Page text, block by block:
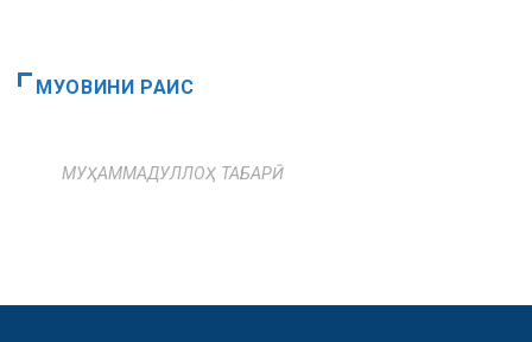
МУОВИНИ РАИС
МУҲАММАДУЛЛОҲ ТАБАРӢ